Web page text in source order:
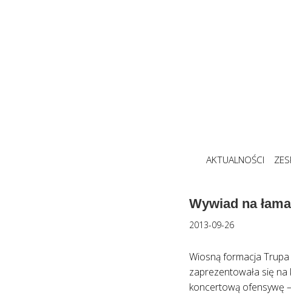
AKTUALNOŚCI
Wywiad na
2013-09-26
Wiosną formacja
zaprezentowała się
koncertową ofensywę